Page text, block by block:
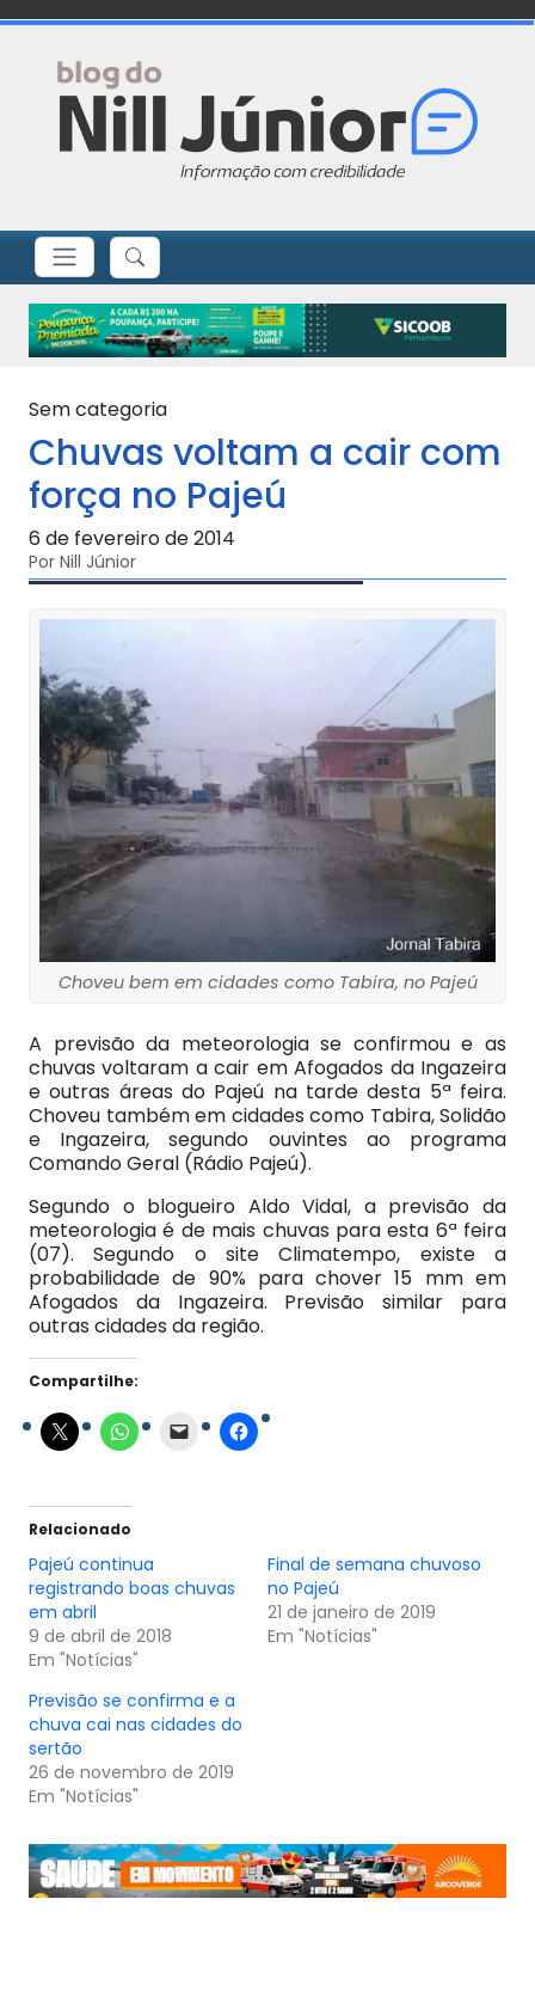
Sem categoria
Chuvas voltam a cair com
força no Pajeú
6 de fevereiro de 2014
Por Nill Júnior
Choveu bem em cidades como Tabira, no Pajeú
A previsão da meteorologia se confirmou e as
chuvas voltaram a cair em Afogados da Ingazeira
e outras áreas do Pajeú na tarde desta 5ª feira.
Choveu também em cidades como Tabira, Solidão
e Ingazeira, segundo ouvintes ao programa
Comando Geral (Rádio Pajeú).
Segundo o blogueiro Aldo Vidal, a previsão da
meteorologia é de mais chuvas para esta 6ª feira
(07). Segundo o site Climatempo, existe a
probabilidade de 90% para chover 15 mm em
Afogados da Ingazeira. Previsão similar para
outras cidades da região.
Compartilhe:
Relacionado
Pajeú continua
registrando boas chuvas
em abril
9 de abril de 2018
Em "Notícias"
Final de semana chuvoso
no Pajeú
21 de janeiro de 2019
Em "Notícias"
Previsão se confirma e a
chuva cai nas cidades do
sertão
26 de novembro de 2019
Em "Notícias"